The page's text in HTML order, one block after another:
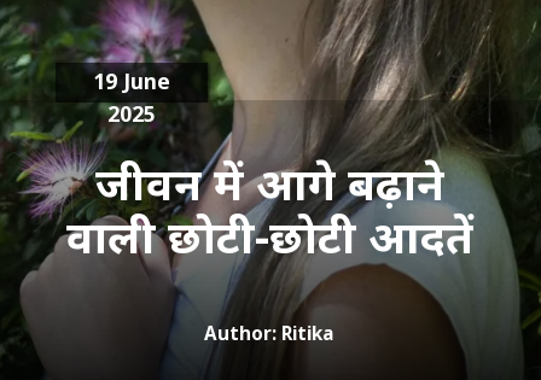
जीवन में आगे बढ़ाने
वाली छोटी-छोटी आदतें
19 June
2025
Author: Ritika